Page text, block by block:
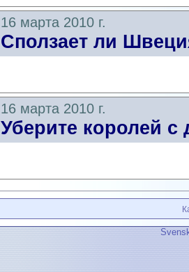
16 марта 2010 г.
Сползает ли
16 марта 2010 г.
Уберите королей с